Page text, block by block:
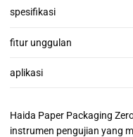
spesifikasi
fitur unggulan
aplikasi
Haida Paper Packaging
instrumen pengujian yang